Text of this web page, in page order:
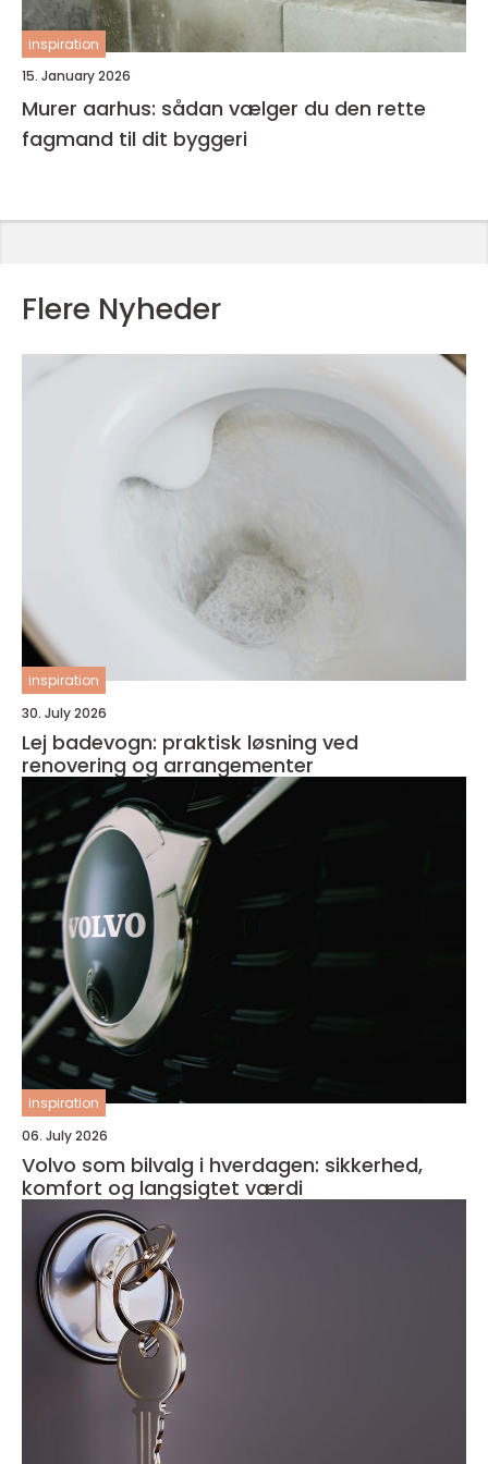
inspiration
15. January 2026
Murer aarhus: sådan vælger du den rette
fagmand til dit byggeri
Flere Nyheder
inspiration
30. July 2026
Lej badevogn: praktisk løsning ved
renovering og arrangementer
inspiration
06. July 2026
Volvo som bilvalg i hverdagen: sikkerhed,
komfort og langsigtet værdi